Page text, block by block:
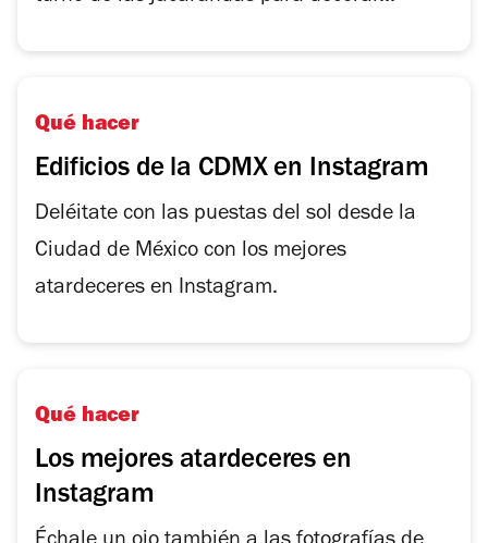
Qué hacer
Edificios de la CDMX en Instagram
Deléitate con las puestas del sol desde la
Ciudad de México con los mejores
atardeceres en Instagram.
Qué hacer
Los mejores atardeceres en
Instagram